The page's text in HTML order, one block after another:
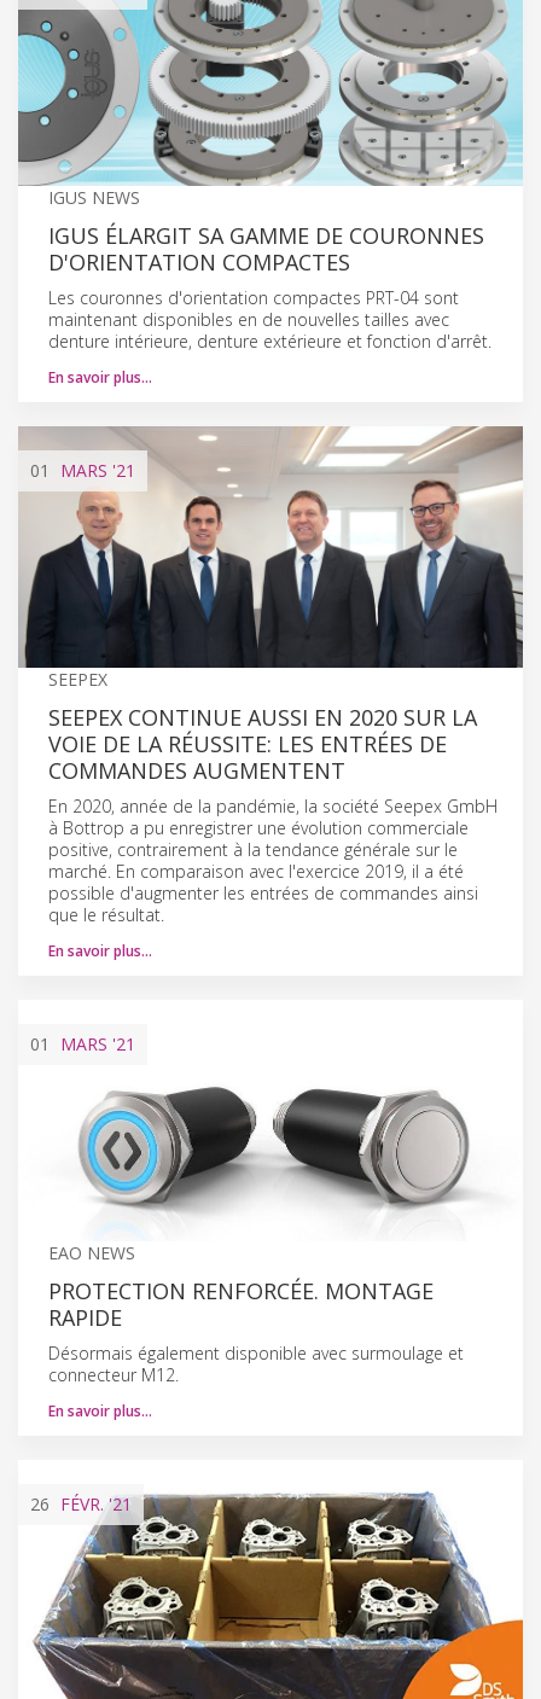
IGUS NEWS
IGUS ÉLARGIT SA GAMME DE COURONNES
D'ORIENTATION COMPACTES
Les couronnes d'orientation compactes PRT-04 sont
maintenant disponibles en de nouvelles tailles avec
denture intérieure, denture extérieure et fonction d'arrêt.
En savoir plus…
01 MARS '21
SEEPEX
SEEPEX CONTINUE AUSSI EN 2020 SUR LA
VOIE DE LA RÉUSSITE: LES ENTRÉES DE
COMMANDES AUGMENTENT
En 2020, année de la pandémie, la société Seepex GmbH
à Bottrop a pu enregistrer une évolution commerciale
positive, contrairement à la tendance générale sur le
marché. En comparaison avec l'exercice 2019, il a été
possible d'augmenter les entrées de commandes ainsi
que le résultat.
En savoir plus…
01 MARS '21
EAO NEWS
PROTECTION RENFORCÉE. MONTAGE
RAPIDE
Désormais également disponible avec surmoulage et
connecteur M12.
En savoir plus…
26 FÉVR. '21